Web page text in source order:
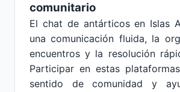
comunitario
El chat de antárticos en Islas
una comunicación fluida, la
encuentros y la resolución
Participar en estas
sentido de comunidad y